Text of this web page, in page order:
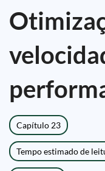
Capítulo 23
Tempo estimado de